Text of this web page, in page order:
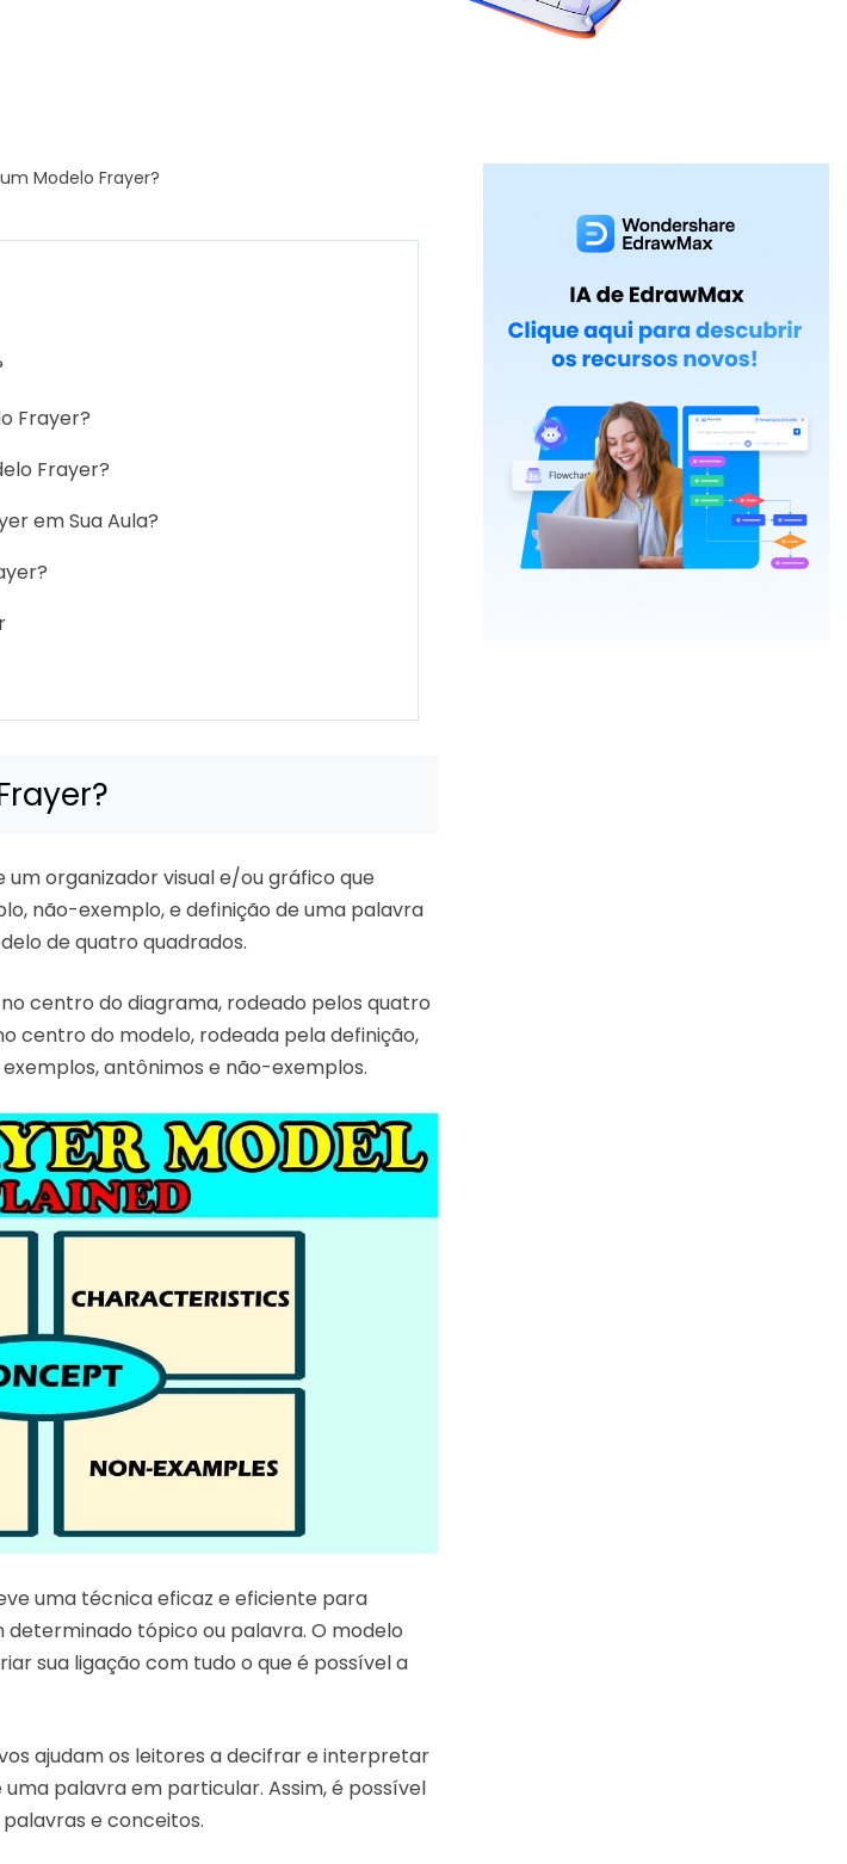
Modelo Frayer?
Frayer?
Frayer?
em Sua Aula?
organizador visual e/ou gráfico que
não-exemplo, e definição de uma palavra
de quatro quadrados.
centro do diagrama, rodeado pelos quatro
centro do modelo, rodeada pela definição,
antônimos e não-exemplos.
uma técnica eficaz e eficiente para
tópico ou palavra. O modelo
sua ligação com tudo o que é possível a
ajudam os leitores a decifrar e interpretar
palavra em particular. Assim, é possível
e conceitos.